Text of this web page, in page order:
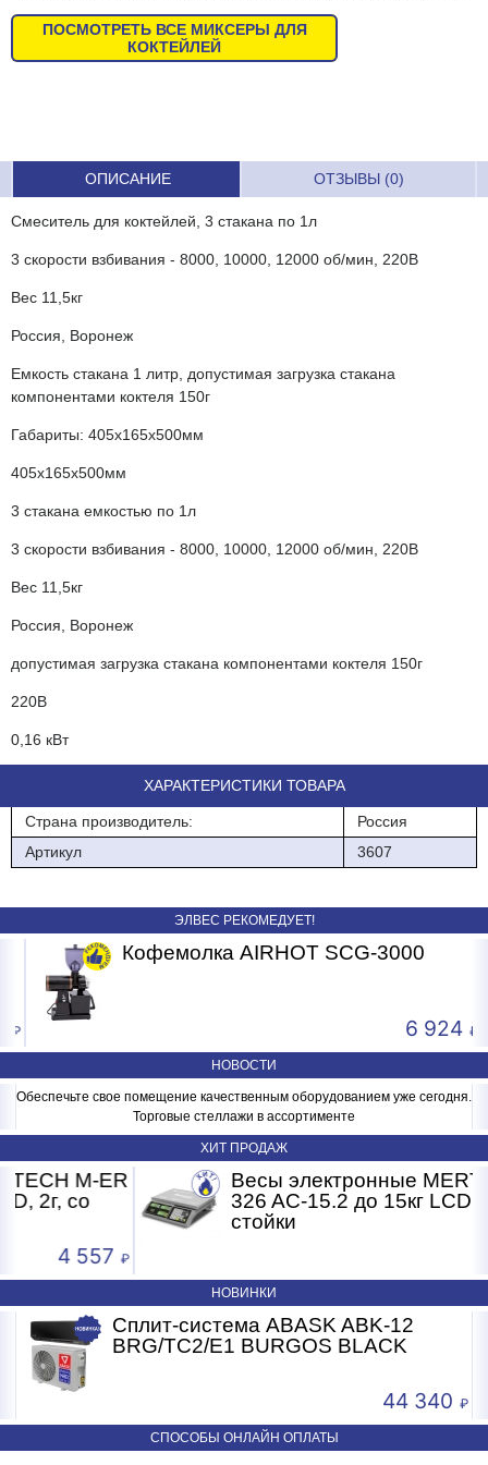
НОВОСТИ
Обеспечьте свое помещение качественным оборудованием уже сегодня.
Торговые стеллажи в ассортименте
ЭЛВЕС РЕКОМЕДУЕТ!
Кофемолка AIRHOT SCG-3000
6 924
ХИТ ПРОДАЖ
M-ER
Весы электронные MERTECH
326 AC-15.2 до 15кг LCD, 2г, без
стойки
НОВИНКИ
Сплит-система ABASK ABK-12
BRG/TC2/E1 BURGOS BLACK
Сплит-
СПОСОБЫ ОНЛАЙН ОПЛАТЫ
ПОСМОТРЕТЬ ВСЕ МИКСЕРЫ ДЛЯ
КОКТЕЙЛЕЙ
ОПИСАНИЕ ОТЗЫВЫ (0)
Смеситель для коктейлей, 3 стакана по 1л
3 скорости взбивания - 8000, 10000, 12000 об/мин, 220В
Вес 11,5кг
Россия, Воронеж
Емкость стакана 1 литр, допустимая загрузка стакана
компонентами коктеля 150г
Габариты: 405х165х500мм
405х165х500мм
3 стакана емкостью по 1л
3 скорости взбивания - 8000, 10000, 12000 об/мин, 220В
Вес 11,5кг
Россия, Воронеж
допустимая загрузка стакана компонентами коктеля 150г
220В
0,16 кВт
ХАРАКТЕРИСТИКИ ТОВАРА
Страна производитель:
Россия
Артикул
3607